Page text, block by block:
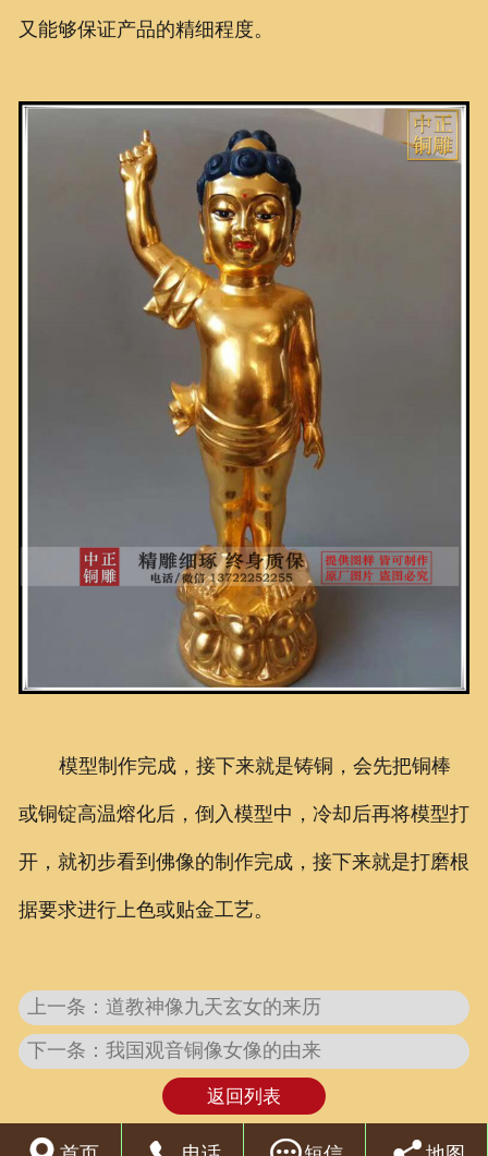
又能够保证产品的精细程度。
模型制作完成，接下来就是铸铜，会先把铜棒
或铜锭高温熔化后，倒入模型中，冷却后再将模型打
开，就初步看到佛像的制作完成，接下来就是打磨根
据要求进行上色或贴金工艺。
上一条：道教神像九天玄女的来历
下一条：我国观音铜像女像的由来
返回列表